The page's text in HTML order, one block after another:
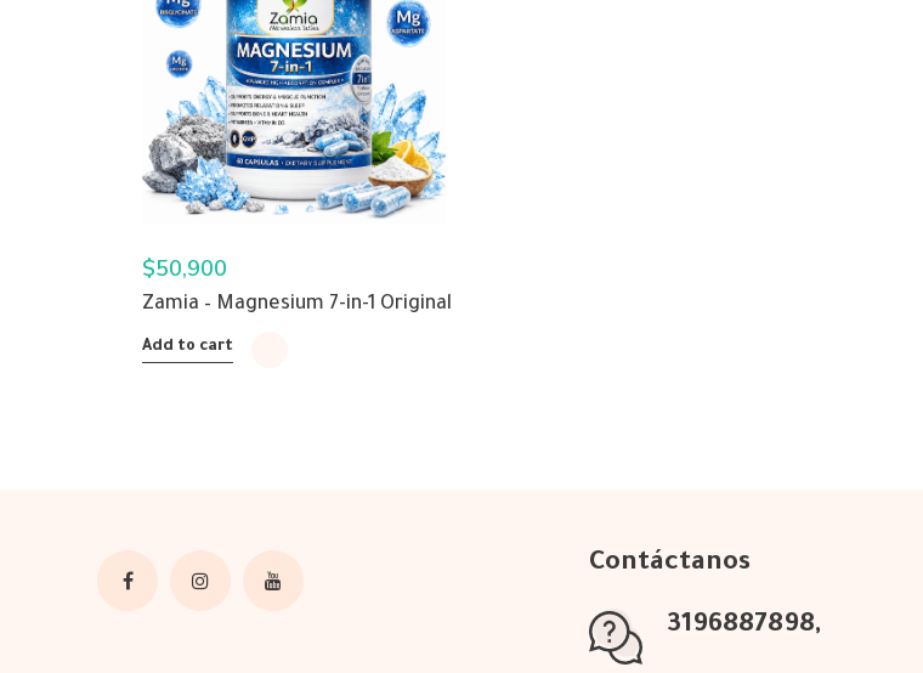
$50,900
Zamia – Magnesium 7-in-1 Original
Add to cart
Contáctanos
3196887898